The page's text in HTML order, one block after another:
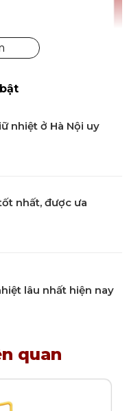
chính hãng
sản xuất với
qua quy trình
tiết gia công chính
các món tráng
dụng trong các bữa
bằng tay.
mát, khô ráo.
nhiệt ở Hà Nội uy
nhất, được ưa
lâu nhất hiện nay
quan